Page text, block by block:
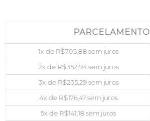
PARCELAMENTO
1x de R$705,88 sem juros
2x de R$352,94sem juros
3x de R$235,29 sem juros
4x de R$176,47sem juros
5x de R$141,18 sem juros